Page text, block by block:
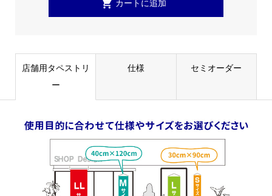
店舗用タペストリ
ー
仕様 セミオーダー